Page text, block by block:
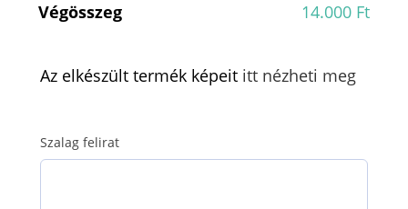
Végösszeg
14.000 Ft
Az elkészült termék képeit itt nézheti meg
Szalag felirat